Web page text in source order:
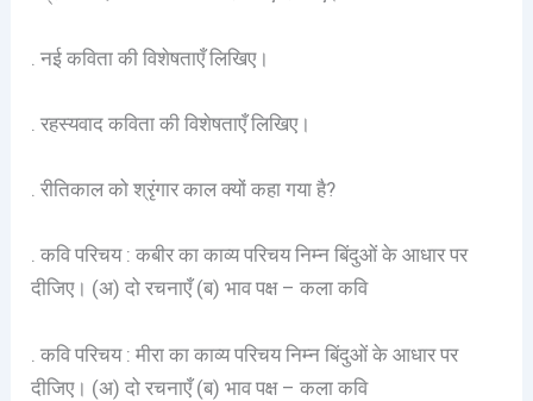
. नई कविता की विशेषताएँ लिखिए।
. रहस्यवाद कविता की विशेषताएँ लिखिए।
. रीतिकाल को श्रृंगार काल क्यों कहा गया है?
. कवि परिचय : कबीर का काव्य परिचय निम्न बिंदुओं के आधार पर
दीजिए। (अ) दो रचनाएँ (ब) भाव पक्ष – कला कवि
. कवि परिचय : मीरा का काव्य परिचय निम्न बिंदुओं के आधार पर
दीजिए। (अ) दो रचनाएँ (ब) भाव पक्ष – कला कवि